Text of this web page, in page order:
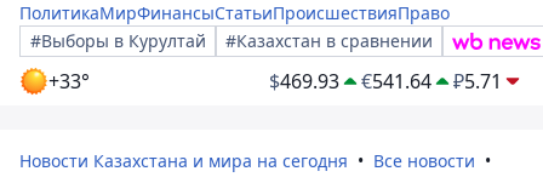
ПолитикаМирФинансыСтатьиПроисшествияПраво
#Выборы в Курултай
#Казахстан в сравнении
+33° $469.93 €541.64 ₽5.71
Новости Казахстана и мира на сегодня
Все новости